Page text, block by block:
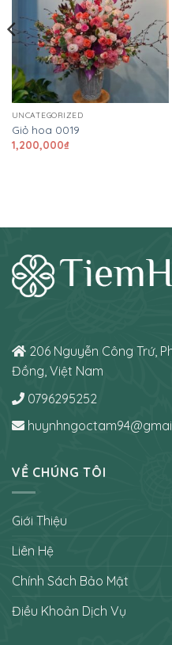
UNCATEGORIZED
Giỏ hoa 0019
1,200,000₫
206 Nguyễn Công Trứ,
Đồng, Việt Nam
0796295252
VỀ CHÚNG TÔI
Giới Thiệu
Liên Hệ
Chính Sách Bảo Mật
Điều Khoản Dịch Vụ